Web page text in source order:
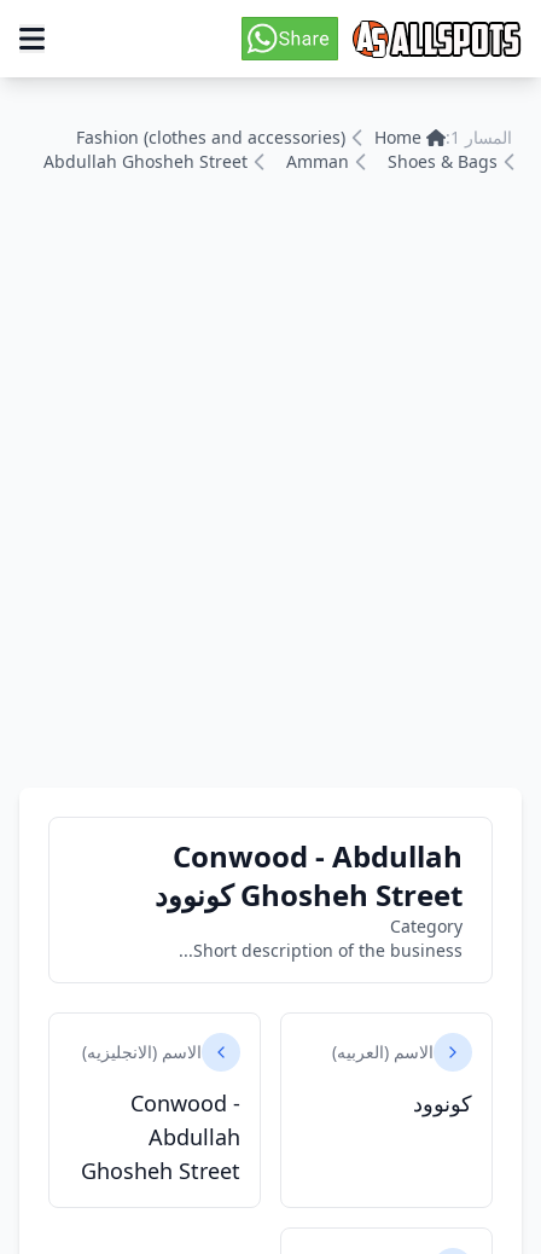
المسار 1: Home
Fashion (clothes and accessories)
Shoes & Bags
Amman
Abdullah Ghosheh Street
Conwood - Abdullah
Ghosheh Street كونوود
Category
Short description of the business...
الاسم (العربيه)
كونوود
الاسم (الانجليزيه)
Conwood -
Abdullah
Ghosheh Street